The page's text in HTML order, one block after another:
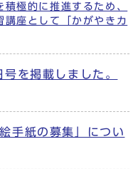
極的に推進するため、
講座として「かがやきカ
を掲載しました。
紙の募集」につい